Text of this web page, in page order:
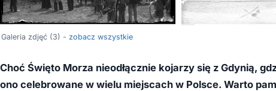
Galeria zdjęć (3) - zobacz wszystkie
Choć Święto Morza nieodłącznie kojarzy się z Gdynią,
ono celebrowane w wielu miejscach w Polsce. Warto